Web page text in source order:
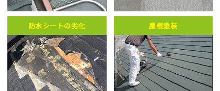
防水シートの劣化 屋根塗装